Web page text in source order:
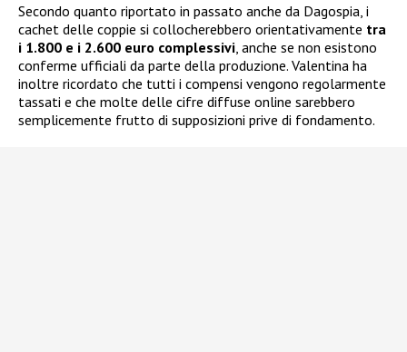
Secondo quanto riportato in passato anche da Dagospia, i
cachet delle coppie si collocherebbero orientativamente tra
i 1.800 e i 2.600 euro complessivi , anche se non esistono
conferme ufficiali da parte della produzione. Valentina ha
inoltre ricordato che tutti i compensi vengono regolarmente
tassati e che molte delle cifre diffuse online sarebbero
semplicemente frutto di supposizioni prive di fondamento.